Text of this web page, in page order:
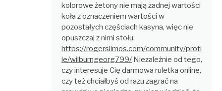
kolorowe żetony nie mają żadnej wartości
koła z oznaczeniem wartości w
pozostałych częściach kasyna, więc nie
opuszczaj z nimi stołu.
https://rogerslimos.com/community/profi
le/wilburngeorg799/ Niezależnie od tego,
czy interesuje Cię darmowa ruletka online,
czy też chciałbyś od razu zagrać na